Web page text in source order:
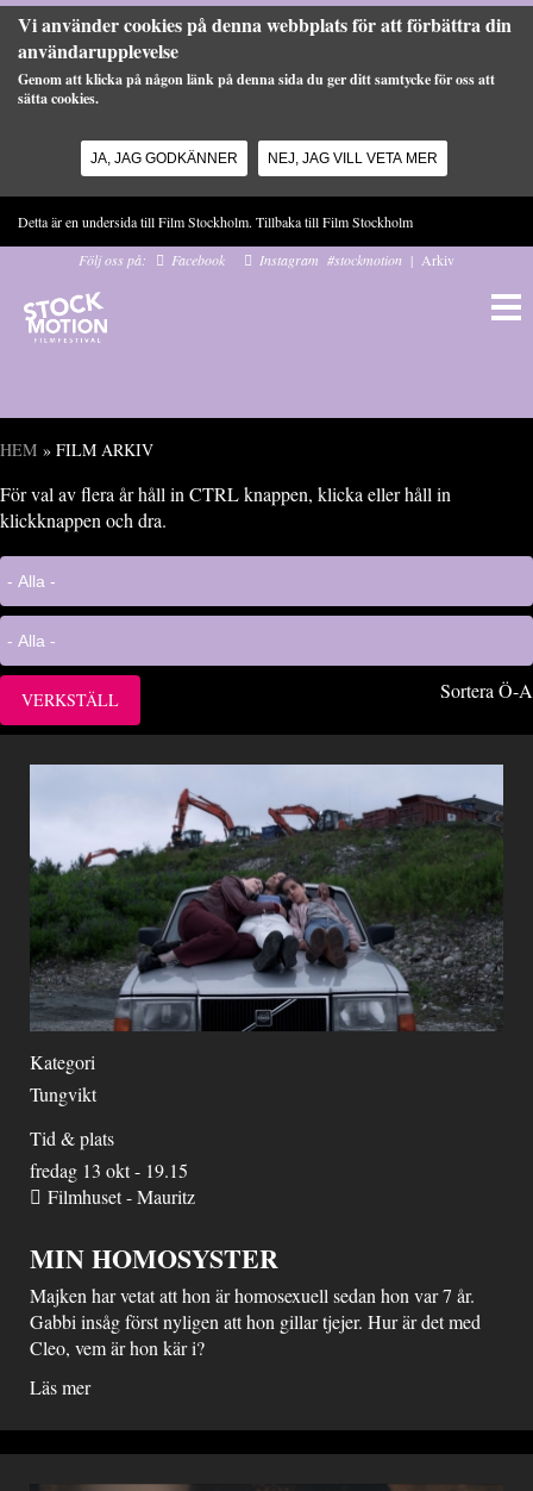
Vi använder cookies på denna webbplats för att förbättra din
användarupplevelse
Genom att klicka på någon länk på denna sida du ger ditt samtycke för oss att
sätta cookies.
JA, JAG GODKÄNNER NEJ, JAG VILL VETA MER
Detta är en undersida till Film Stockholm. Tillbaka tillFilm Stockholm
Följ oss på:
Facebook Instagram #stockmotion | Arkiv
Du är här
HEM » FILM ARKIV
För val av flera år håll in CTRL knappen, klicka eller håll in
klickknappen och dra.
Sortera Ö-A
Kategori
Tungvikt
Tid & plats
fredag 13 okt - 19.15
Filmhuset - Mauritz
MIN HOMOSYSTER
Majken har vetat att hon är homosexuell sedan hon var 7 år.
Gabbi insåg först nyligen att hon gillar tjejer. Hur är det med
Cleo, vem är hon kär i?
Läs mer